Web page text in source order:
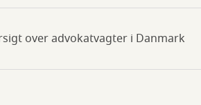
over advokatvagter i Danmark